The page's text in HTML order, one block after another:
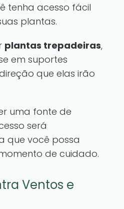
tenha acesso fácil
plantas.
plantas trepadeiras,
em suportes
que elas irão
uma fonte de
será
que você possa
de cuidado.
Ventos e